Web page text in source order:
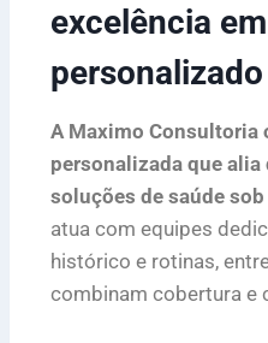
excelência
personalizado
A Maximo Consultoria
personalizada que
soluções de saúde
atua com equipes
histórico e rotinas,
combinam cobertura e